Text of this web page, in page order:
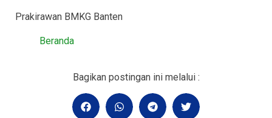
Prakirawan BMKG Banten
Beranda
Bagikan postingan ini melalui :